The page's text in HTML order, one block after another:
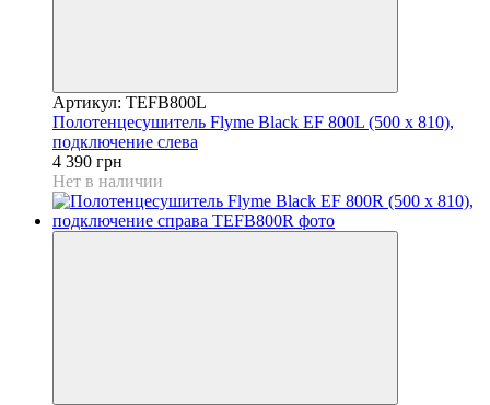
Артикул: TEFB800L
Полотенцесушитель Flyme Black EF 800L (500 х 810),
подключение слева
4 390 грн
Нет в наличии